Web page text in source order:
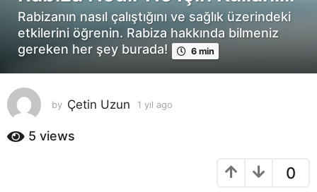
l
a
g
o
1
y
l
Rabizanın nasıl çalıştığını ve sağlık üzerindeki
etkilerini öğrenin. Rabiza hakkında bilmeniz
gereken her şey burada!
6 min
by Çetin Uzun 1 yıl ago
5 views
0